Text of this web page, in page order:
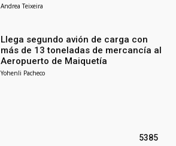
Andrea Teixeira
Llega segundo avión de carga con
más de 13 toneladas de mercancía al
Aeropuerto de Maiquetía
Yohenli Pacheco
5385